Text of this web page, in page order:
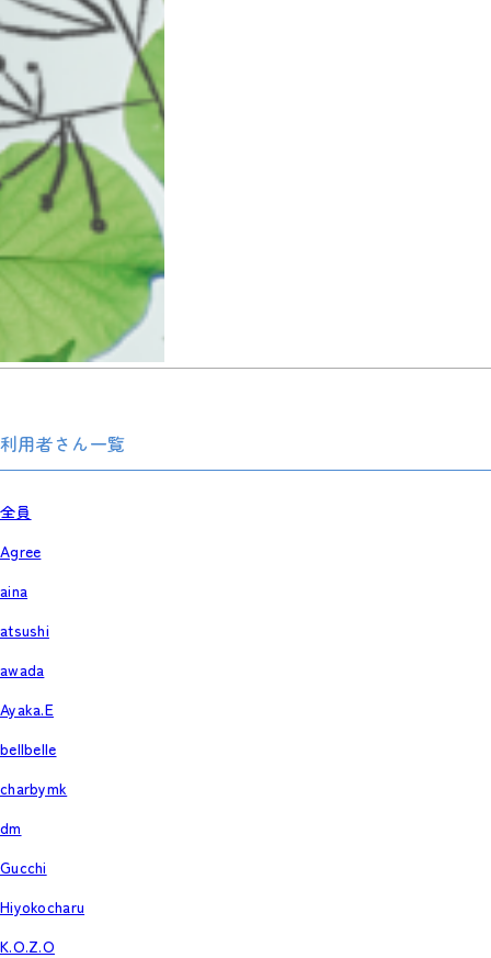
利用者さん一覧
全員
Agree
aina
atsushi
awada
Ayaka.E
bellbelle
charbymk
dm
Gucchi
Hiyokocharu
K.O.Z.O